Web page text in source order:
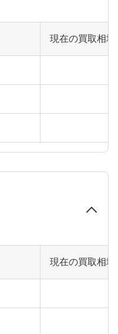
現在の買取相
現在の買取相